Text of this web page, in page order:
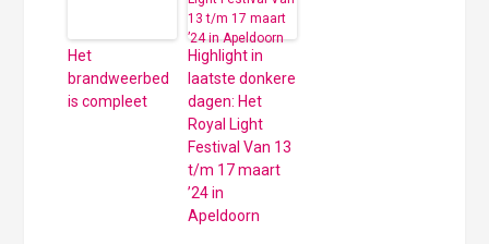
Het
brandweerbed
is compleet
Highlight in
laatste donkere
dagen: Het
Royal Light
Festival Van 13
t/m 17 maart
’24 in
Apeldoorn